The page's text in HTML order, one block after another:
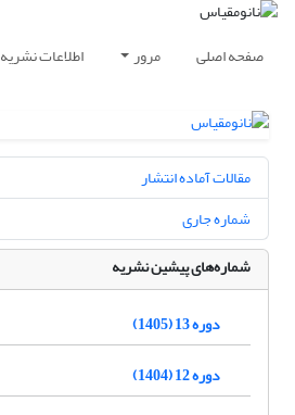
صفحه اصلی مرور اطلاعات نشریه
مقالات آماده انتشار
شماره جاری
شماره‌های پیشین نشریه
دوره 13 (1405)
دوره 12 (1404)